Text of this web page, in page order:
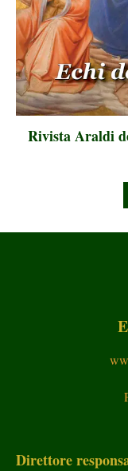
Rivista Araldi
Direttore